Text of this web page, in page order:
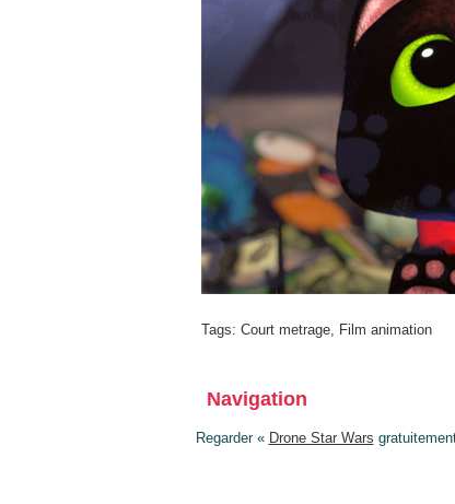
Tags: Court metrage, Film animation
Navigation
Regarder « Drone Star Wars